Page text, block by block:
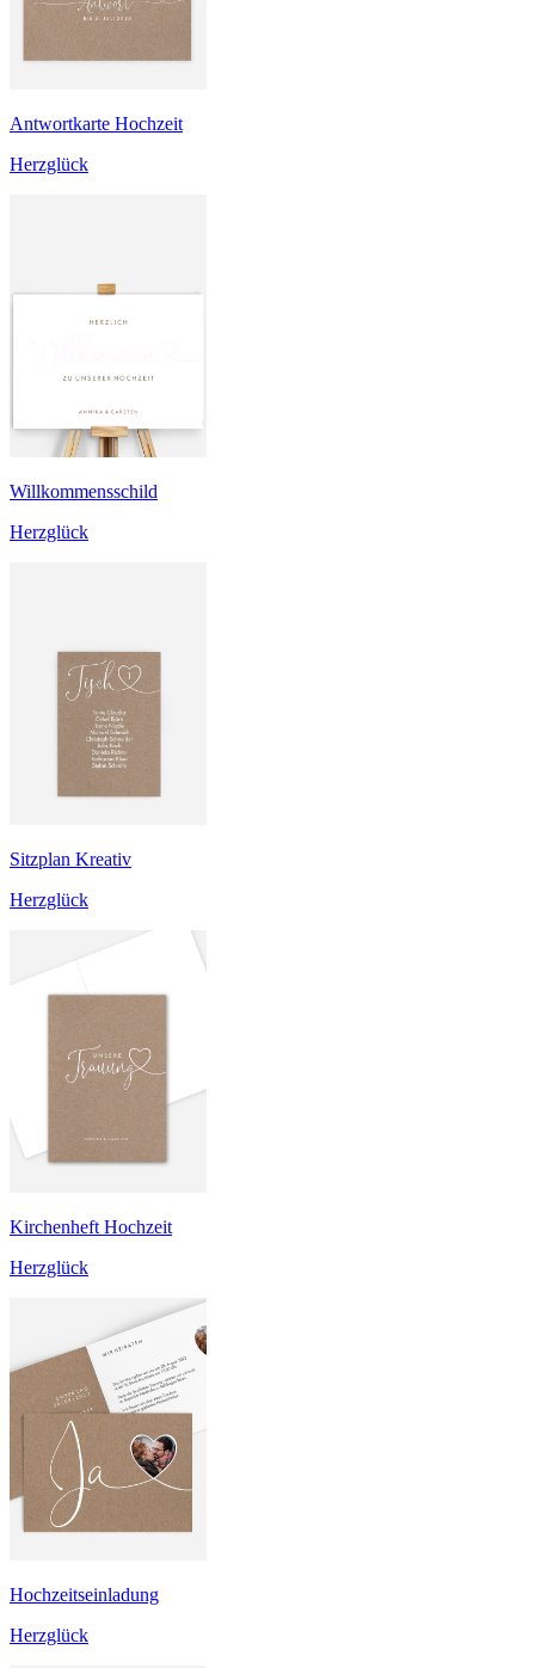
Antwortkarte Hochzeit
Herzglück
Willkommensschild
Herzglück
Sitzplan Kreativ
Herzglück
Kirchenheft Hochzeit
Herzglück
Hochzeitseinladung
Herzglück